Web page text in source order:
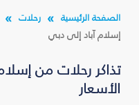
الصفحة الرئيسية رحلات
إسلام آباد إلى دبي
تذاكر رحلات من
الأسعار